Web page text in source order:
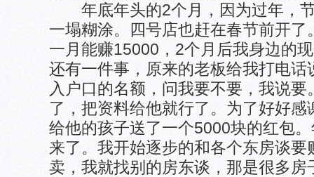
年底年头的2个月，因为过年，节
一塌糊涂。四号店也赶在春节前开
一月能赚15000，2个月后我身边的
还有一件事，原来的老板给我打电话
入户口的名额，问我要不要，我说
了，把资料给他就行了。为了好好
给他的孩子送了一个5000块的红包
来了。我开始逐步的和各个东房谈
卖，我就找别的房东谈，那是很多房